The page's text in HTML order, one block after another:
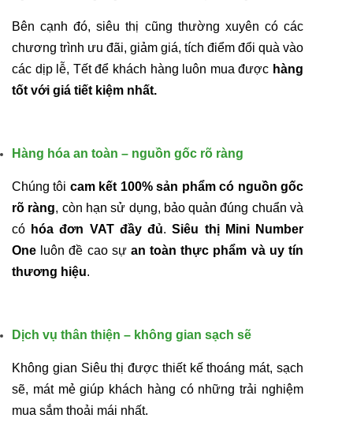
Bên cạnh đó, siêu thị cũng thường xuyên có các
chương trình ưu đãi, giảm giá, tích điểm đổi quà vào
các dịp lễ, Tết để khách hàng luôn mua được hàng
tốt với giá tiết kiệm nhất.
Hàng hóa an toàn – nguồn gốc rõ ràng
Chúng tôi cam kết 100% sản phẩm có nguồn gốc
rõ ràng, còn hạn sử dụng, bảo quản đúng chuẩn và
có hóa đơn VAT đầy đủ.Siêu thị Mini Number
One luôn đề cao sự an toàn thực phẩm và uy tín
thương hiệu.
Dịch vụ thân thiện – không gian sạch sẽ
Không gian Siêu thị được thiết kế thoáng mát, sạch
sẽ, mát mẻ giúp khách hàng có những trải nghiệm
mua sắm thoải mái nhất.